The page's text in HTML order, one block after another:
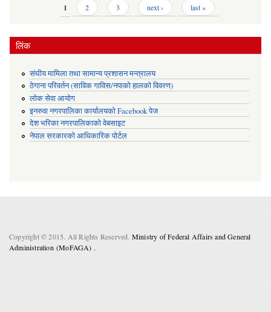
1 2 3 next › last »
लिंक
संघीय मामिला तथा सामान्य प्रशासन मन्त्रालय
ठेगाना परिवर्तन (साविक गाविस/नपाको हालको विवरण)
लोक सेवा आयोग
इनरुवा नगरपालिका कार्यालयको Facebook पेज
देश भरिका नगरपालिकाको वेबसाइट
नेपाल सरकारको आधिकारिक पोर्टल
Copyright © 2015. All Rights Reserved. Ministry of Federal Affairs and General
Administration (MoFAGA) .